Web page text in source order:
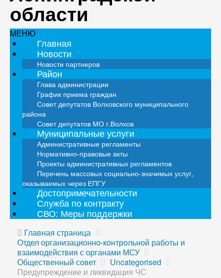
области
МЕНЮ
Главная
Новости
Новости партнеров
Район
Глава администрации
График приема граждан
Совет депутатов Волховского муниципального
района
Совет депутатов МО г.Волхов
Муниципальные услуги
Административные регламенты
Нормативно-правовые акты
Проекты административных регламентов
Перечень массовых социально-значимых услуг,
оказываемых через ЕПГУ
Достопримечательности
Служба по контракту
СВО: Меры поддержки
Главная страница
Отдел организационно-контрольной работы и
взаимодействия с органами МСУ
Общественный совет
Uncategorised
Предупреждение и ликвидация ЧС